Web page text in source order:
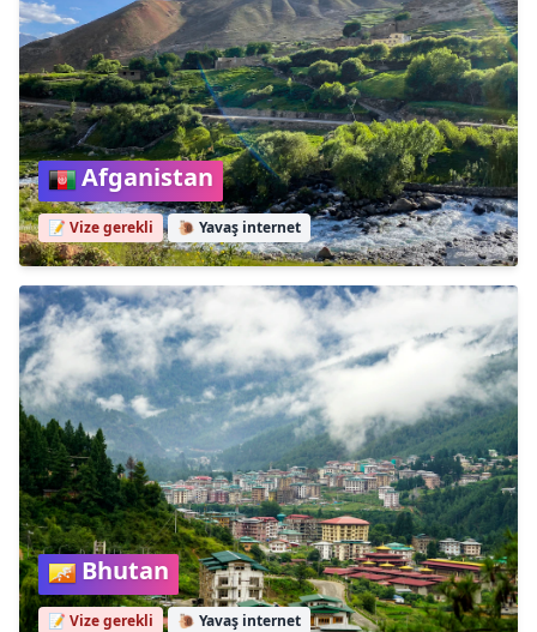
Afganistan
📝 Vize gerekli 🐌 Yavaş internet
Bhutan
📝 Vize gerekli 🐌 Yavaş internet